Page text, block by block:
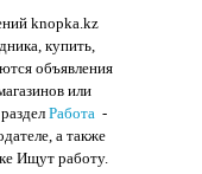
knopka.kz
купить,
объявления
или
Работа-
а также
Ищут работу.